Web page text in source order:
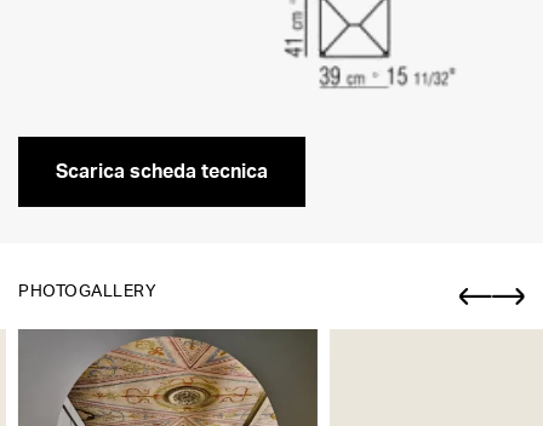
Scarica scheda tecnica
PHOTOGALLERY